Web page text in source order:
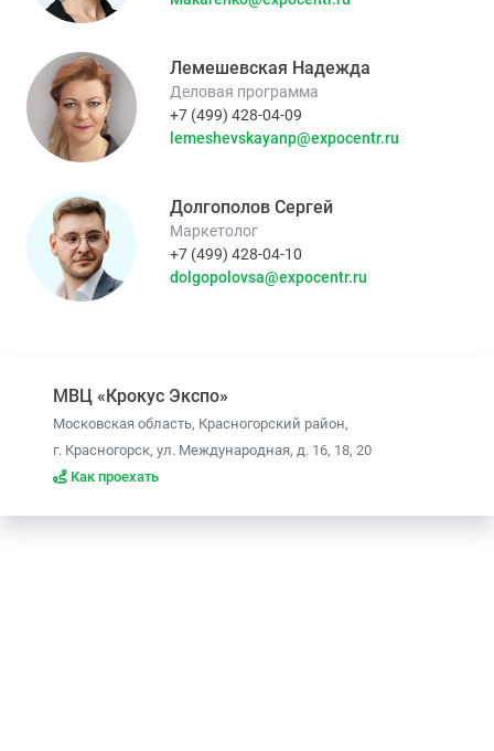
Лемешевская Надежда
Деловая программа
+7 (499) 428-04-09
lemeshevskayanp@expocentr.ru
Долгополов Сергей
Маркетолог
+7 (499) 428-04-10
dolgopolovsa@expocentr.ru
МВЦ «Крокус Экспо»
Московская область, Красногорский район,
г. Красногорск, ул. Международная, д. 16, 18, 20
Как проехать